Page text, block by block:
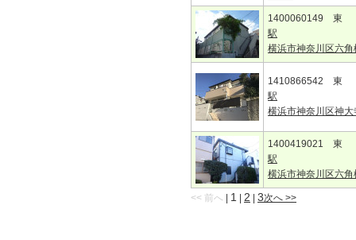
1400060149 東
駅
横浜市神奈川区六
1410866542 東
駅
横浜市神奈川区神
1400419021 東
駅
横浜市神奈川区六
<< 前へ 1 2 3次へ >>